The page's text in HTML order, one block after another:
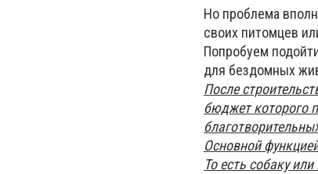
Но проблема
своих питомцев
Попробуем
для бездомных
После
бюджет которого
Основной
То есть собаку